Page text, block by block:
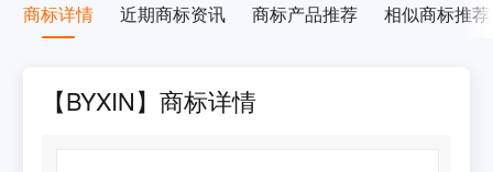
商标详情 近期商标资讯 商标产品推荐 相似商标推荐
【BYXIN】商标详情